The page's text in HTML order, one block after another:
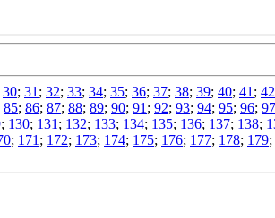
30; 31 ; 32; 33; 34; 35; 36; 37; 38; 39; 40; 41 ; 42
85; 86; 87; 88; 89; 90; 91 ; 92; 93; 94; 95; 96; 97
; 130; 131 ; 132; 133; 134; 135; 136; 137; 138;
; 171 ; 172; 173; 174; 175; 176; 177; 178; 179;